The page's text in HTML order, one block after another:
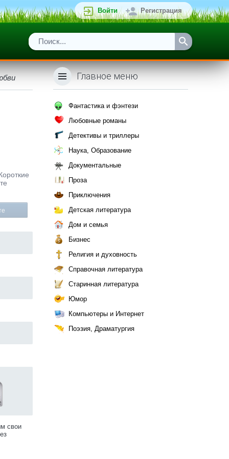
Войти Регистрация
свои
Главное меню
Фантастика и фэнтези
Любовные романы
Детективы и триллеры
Наука, Образование
Документальные
Проза
Приключения
Детская литература
Дом и семья
Бизнес
Религия и духовность
Справочная литература
Старинная литература
Юмор
Компьютеры и Интернет
Поэзия, Драматургия